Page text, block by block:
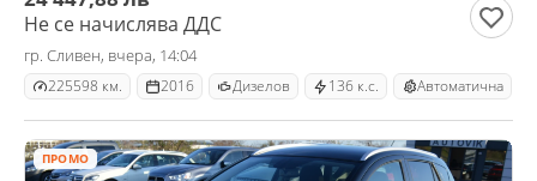
Не се начислява ДДС
гр. Сливен, вчера, 14:04
225598 км. 2016 Дизелов 136 к.с. Автоматична
ПРОМО